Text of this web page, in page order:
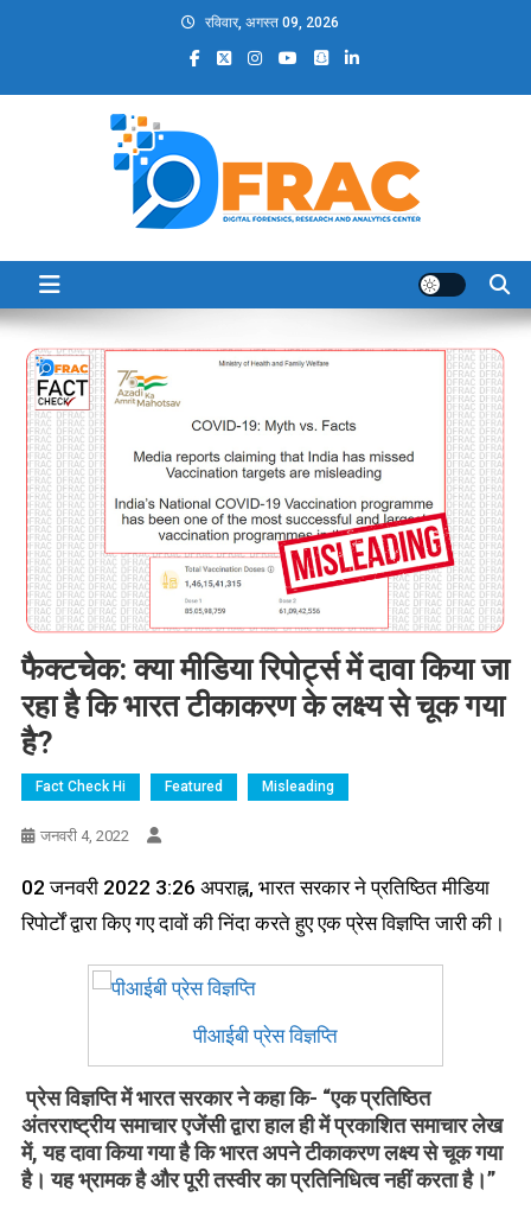
रविवार, अगस्त 09, 2026
DFRAC_ORG
फैक्टचेक: क्या मीडिया रिपोर्ट्स में दावा किया जा
रहा है कि भारत टीकाकरण के लक्ष्य से चूक गया
है?
Fact Check Hi Featured Misleading
जनवरी 4, 2022
02 जनवरी 2022 3:26 अपराह्न, भारत सरकार ने प्रतिष्ठित मीडिया
रिपोर्टों द्वारा किए गए दावों की निंदा करते हुए एक प्रेस विज्ञप्ति जारी की।
पीआईबी प्रेस विज्ञप्ति
प्रेस विज्ञप्ति में भारत सरकार ने कहा कि- “एक प्रतिष्ठित
अंतरराष्ट्रीय समाचार एजेंसी द्वारा हाल ही में प्रकाशित समाचार लेख
में, यह दावा किया गया है कि भारत अपने टीकाकरण लक्ष्य से चूक गया
है। यह भ्रामक है और पूरी तस्वीर का प्रतिनिधित्व नहीं करता है।”